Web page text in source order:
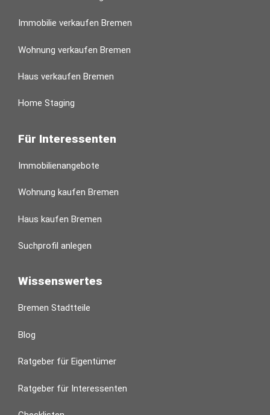
Immobilie verkaufen Bremen
Wohnung verkaufen Bremen
Haus verkaufen Bremen
Home Staging
Für Interessenten
Immobilienangebote
Wohnung kaufen Bremen
Haus kaufen Bremen
Suchprofil anlegen
Wissenswertes
Bremen Stadtteile
Blog
Ratgeber für Eigentümer
Ratgeber für Interessenten